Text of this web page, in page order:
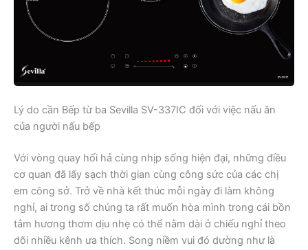
Lý do cần Bếp từ ba Sevilla SV-337IC đối với việc nấu ăn
của người nấu bếp
Với vòng quay hối hả cùng nhịp sống hiện đại, những điều
cơ quan đã lấy sạch thời gian cùng công sức của các chị
em công sở. Trở về nhà kết thúc mỗi ngày đi làm không
nghỉ, ai trong số chúng ta rất muốn hòa mình trong cái bồn
tắm hương thơm dịu nhẹ có thể nằm dài ở chiếu nghỉ theo
dõi nhiều kênh ưa thích. Song niềm vui đó dường như là